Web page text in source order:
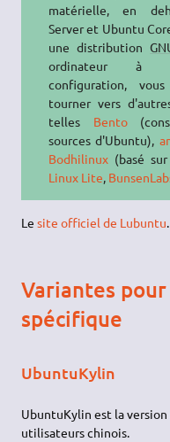
matérielle, en
Server et Ubuntu
une distribution
ordinateur à
configuration,
tourner vers
telles Bento
sources d'Ubuntu),
Bodhilinux(basé sur
Linux Lite,
Lesite officiel de Lubuntu.
Variantes pour
spécifique
UbuntuKylin
UbuntuKylin est la version
utilisateurs chinois.